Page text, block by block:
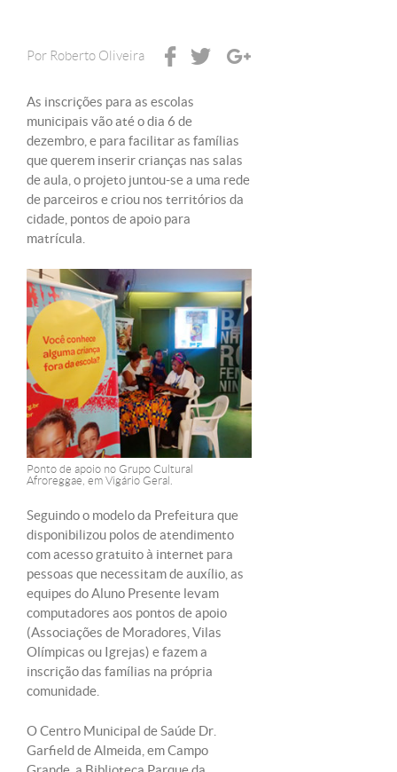
Por Roberto Oliveira
As inscrições para as escolas
municipais vão até o dia 6 de
dezembro, e para facilitar as famílias
que querem inserir crianças nas salas
de aula, o projeto juntou-se a uma rede
de parceiros e criou nos territórios da
cidade, pontos de apoio para
matrícula.
Ponto de apoio no Grupo Cultural
Afroreggae, em Vigário Geral.
Seguindo o modelo da Prefeitura que
disponibilizou polos de atendimento
com acesso gratuito à internet para
pessoas que necessitam de auxílio, as
equipes do Aluno Presente levam
computadores aos pontos de apoio
(Associações de Moradores, Vilas
Olímpicas ou Igrejas) e fazem a
inscrição das famílias na própria
comunidade.
O Centro Municipal de Saúde Dr.
Garfield de Almeida, em Campo